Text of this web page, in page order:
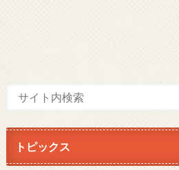
トピックス